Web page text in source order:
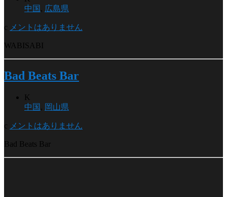
中国 , 広島県
c メントはありません
WABISABI
Bad Beats Bar
K
中国 , 岡山県
c メントはありません
Bad Beats Bar